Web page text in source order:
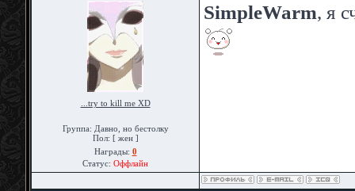
...try to kill me XD
Группа: Давно, но бестолку
Пол: [ жен ]
Награды: 0
Статус: Оффлайн
SimpleWarm, я